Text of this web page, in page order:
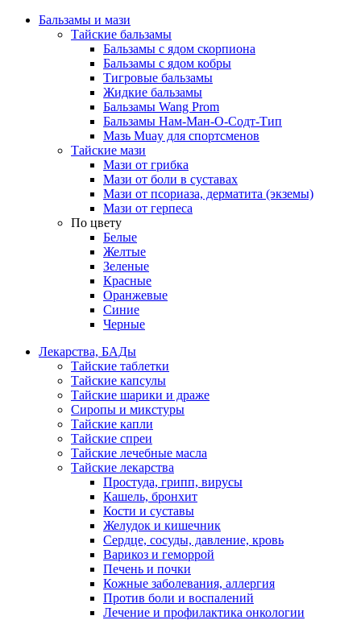
Бальзамы и мази
Тайские бальзамы
Бальзамы с ядом скорпиона
Бальзамы с ядом кобры
Тигровые бальзамы
Жидкие бальзамы
Бальзамы Wang Prom
Бальзамы Нам-Ман-О-Содт-Тип
Мазь Muay для спортсменов
Тайские мази
Мази от грибка
Мази от боли в суставах
Мази от псориаза, дерматита (экземы)
Мази от герпеса
По цвету
Белые
Желтые
Зеленые
Красные
Оранжевые
Синие
Черные
Лекарства, БАДы
Тайские таблетки
Тайские капсулы
Тайские шарики и драже
Сиропы и микстуры
Тайские капли
Тайские спреи
Тайские лечебные масла
Тайские лекарства
Простуда, грипп, вирусы
Кашель, бронхит
Кости и суставы
Желудок и кишечник
Сердце, сосуды, давление, кровь
Варикоз и геморрой
Печень и почки
Кожные заболевания, аллергия
Против боли и воспалений
Лечение и профилактика онкологии